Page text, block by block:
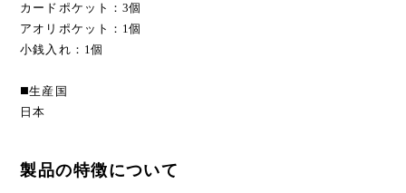
カードポケット：3個
アオリポケット：1個
小銭入れ：1個
◼️生産国
日本
製品の特徴について